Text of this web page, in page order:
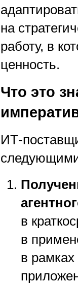
на
работу, в
ценность.
Что это
ИТ-
следующими
в
в
в рамках